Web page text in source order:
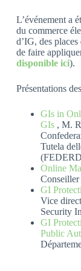
L’événement a
du commerce
d’IG, des
de faire
disponible ici).
Présentations
GIs in
GIs, M.
Tutela
Online
GI
Vice
Security
GI
Public